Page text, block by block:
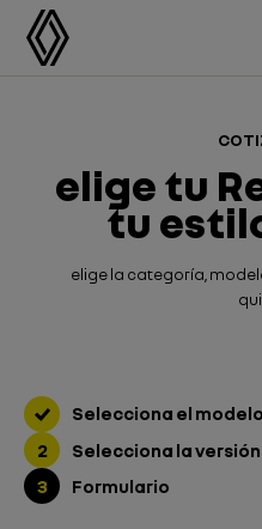
elige tu
tu
elige la categoría,
Selecciona el modelo
2 Selecciona la versión
3 Formulario